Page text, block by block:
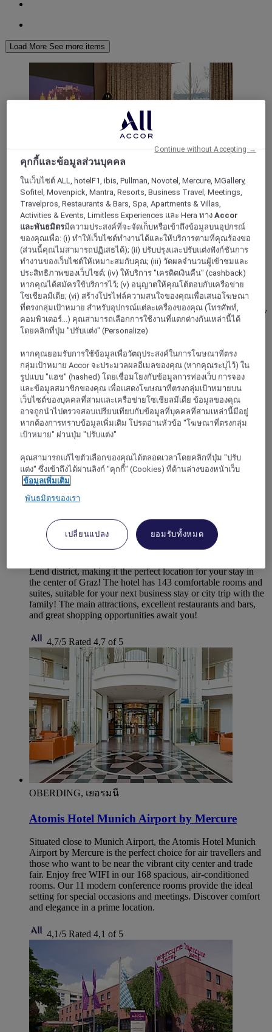
Load More See more items
SALZBURG, ออสเตรีย
Hotel Mercure Salzburg City
Welcome to the Mercure Salzburg City and the city of
Mozart! A city of inspiring history, music and breathtaking
scenery. Whether you decide to walk in Mozart's footsteps,
explore the "Hohensalzburg" fortress or simply stroll through
the charming old town, one thing is certain: Salzburg will
captivate you! My team and I are looking forward to your stay
and would be happy to help you with anything you may
need! Alexander Plochberger, General Manager
4,6/5Rated 4,6 of 5
Hotel Mercure Graz City
Lend district, making it the perfect location for your stay in
the center of Graz! The hotel has 143 comfortable rooms and
suites, suitable for your next business stay or city trip with the
family! The main attractions, excellent restaurants and bars,
and great shopping opportunities await you!
4,7/5 Rated 4,7 of 5
OBERDING, เยอรมนี
Atomis Hotel Munich Airport by Mercure
Situated close to Munich Airport, the Atomis Hotel Munich
Airport by Mercure is the perfect choice for air travellers and
those who want to be near the vibrant city center and trade
fair. Enjoy free WIFI in our 168 spacious, air-conditioned
rooms. Our 11 modern conference rooms provide the ideal
setting for special occasions and meetings. Discover comfort
and elegance in a prime location.
4,1/5 Rated 4,1 of 5
คุกกี้และข้อมูลส่วนบุคคล
ในเว็บไซต์ ALL, hotelF1, ibis, Pullman, Novotel, Mercure, MGallery,
Sofitel, Movenpick, Mantra, Resorts, Business Travel, Meetings,
Travelpros, Restaurants & Bars, Spa, Apartments & Villas,
Activities & Events, Limitless Experiences และ Hera ทางAccor
และพันธมิตรมีความประสงค์ที่จะจัดเก็บหรือเข้าถึงข้อมูลบนอุปกรณ์
ของคุณเพื่อ: (i) ทำให้เว็บไซต์ทำงานได้และให้บริการตามที่คุณร้องขอ
(ส่วนนี้คุณไม่สามารถปฏิเสธได้); (ii) ปรับปรุงและปรับแต่งฟังก์ชันการ
ทำงานของเว็บไซต์ให้เหมาะสมกับคุณ; (iii) วัดผลจำนวนผู้เข้าชมและ
ประสิทธิภาพของเว็บไซต์; (iv) ให้บริการ "เครดิตเงินคืน" (cashback)
หากคุณได้สมัครใช้บริการไว้; (v) อนุญาตให้คุณโต้ตอบกับเครือข่าย
โซเชียลมีเดีย; (vi) สร้างโปรไฟล์ความสนใจของคุณเพื่อเสนอโฆษณา
ที่ตรงกลุ่มเป้าหมาย สำหรับอุปกรณ์แต่ละเครื่องของคุณ (โทรศัพท์,
คอมพิวเตอร์...) คุณสามารถเลือกการใช้งานที่แตกต่างกันเหล่านี้ได้
โดยคลิกที่ปุ่ม "ปรับแต่ง" (Personalize)
หากคุณยอมรับการใช้ข้อมูลเพื่อวัตถุประสงค์ในการโฆษณาที่ตรง
กลุ่มเป้าหมาย Accor จะประมวลผลอีเมลของคุณ (หากคุณระบุไว้) ใน
รูปแบบ "แฮช" (hashed) โดยเชื่อมโยงกับข้อมูลการท่องเว็บ การจอง
และข้อมูลสมาชิกของคุณ เพื่อแสดงโฆษณาที่ตรงกลุ่มเป้าหมายบน
เว็บไซต์ของบุคคลที่สามและเครือข่ายโซเชียลมีเดีย ข้อมูลของคุณ
อาจถูกนำไปตรวจสอบเปรียบเทียบกับข้อมูลที่บุคคลที่สามเหล่านี้มีอยู่
หากต้องการทราบข้อมูลเพิ่มเติม โปรดอ่านหัวข้อ "โฆษณาที่ตรงกลุ่ม
เป้าหมาย" ผ่านปุ่ม "ปรับแต่ง"
คุณสามารถแก้ไขตัวเลือกของคุณได้ตลอดเวลาโดยคลิกที่ปุ่ม "ปรับ
แต่ง" ซึ่งเข้าถึงได้ผ่านลิงก์ "คุกกี้" (Cookies) ที่ด้านล่างของหน้าเว็บ
ข้อมูลเพิ่มเติม
พันธมิตรของเรา
เปลี่ยนแปลง ยอมรับทั้งหมด
Continue without Accepting →